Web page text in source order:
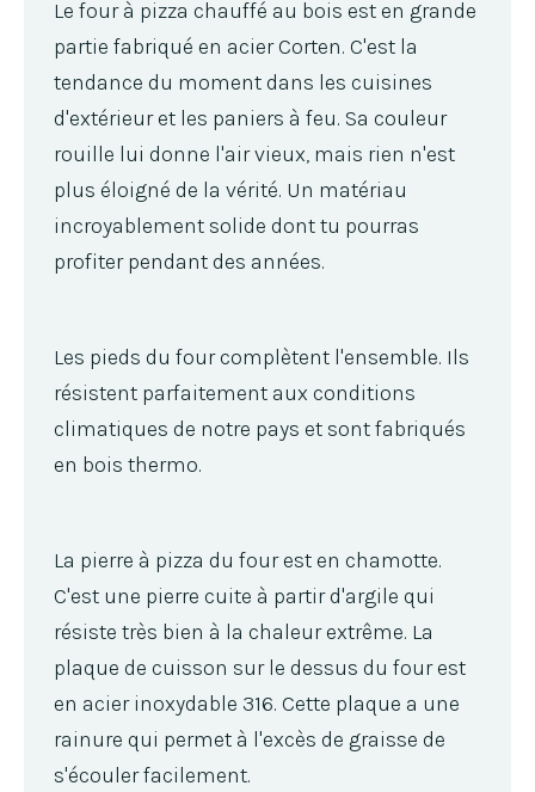
Le four à pizza chauffé au bois est en grande
partie fabriqué en acier Corten. C'est la
tendance du moment dans les cuisines
d'extérieur et les paniers à feu. Sa couleur
rouille lui donne l'air vieux, mais rien n'est
plus éloigné de la vérité. Un matériau
incroyablement solide dont tu pourras
profiter pendant des années.
Les pieds du four complètent l'ensemble. Ils
résistent parfaitement aux conditions
climatiques de notre pays et sont fabriqués
en bois thermo.
La pierre à pizza du four est en chamotte.
C'est une pierre cuite à partir d'argile qui
résiste très bien à la chaleur extrême. La
plaque de cuisson sur le dessus du four est
en acier inoxydable 316. Cette plaque a une
rainure qui permet à l'excès de graisse de
s'écouler facilement.